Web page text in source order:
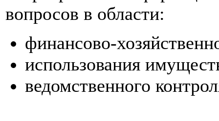
вопросов в области:
финансово-
использования
ведомственного